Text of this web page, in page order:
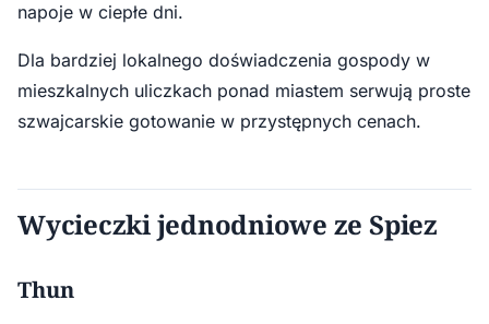
napoje w ciepłe dni.
Dla bardziej lokalnego doświadczenia gospody w
mieszkalnych uliczkach ponad miastem serwują proste
szwajcarskie gotowanie w przystępnych cenach.
Wycieczki jednodniowe ze Spiez
Thun